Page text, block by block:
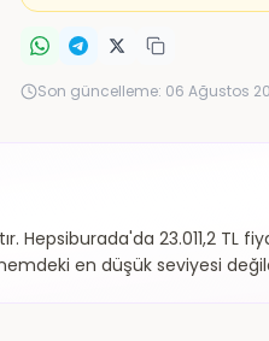
Son güncelleme: 06 Ağustos
Hepsiburada'da 23.011,2
en düşük seviyesi